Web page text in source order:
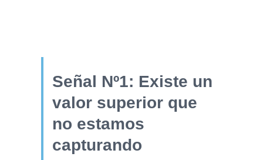
Señal Nº1: Existe un
valor superior que
no estamos
capturando